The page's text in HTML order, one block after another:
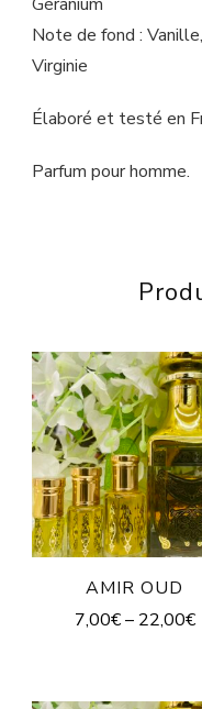
Note de fond :
Virginie
Élaboré et testé en
Parfum pour homme.
AMIR OUD
7,00€– 22,00€